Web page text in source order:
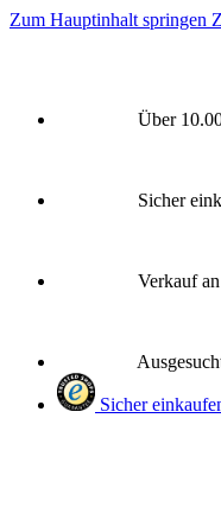
Zum Hauptinhalt springen
Über
Sicher
Verkauf
Sicher